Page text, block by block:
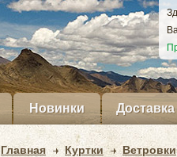
Новинки Доставка
Главная Куртки Ветровки